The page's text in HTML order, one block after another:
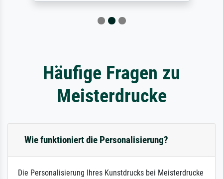
Häufige Fragen zu
Meisterdrucke
Wie funktioniert die Personalisierung?
Die Personalisierung Ihres Kunstdrucks bei Meisterdrucke